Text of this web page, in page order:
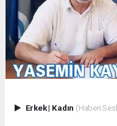
Erkek| Kadın (Haberi